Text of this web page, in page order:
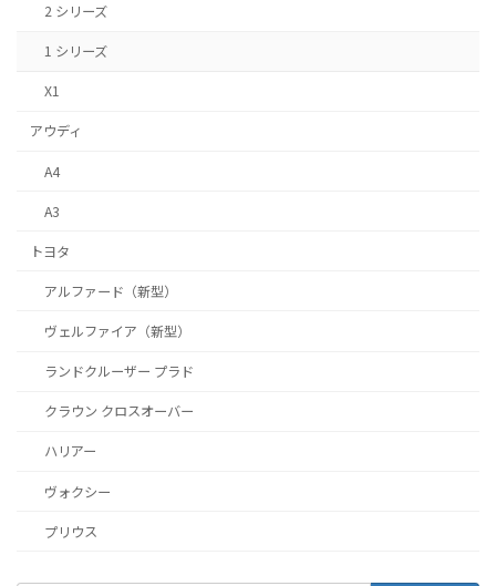
2 シリーズ
1 シリーズ
X1
アウディ
A4
A3
トヨタ
アルファード（新型）
ヴェルファイア（新型）
ランドクルーザー プラド
クラウン クロスオーバー
ハリアー
ヴォクシー
プリウス